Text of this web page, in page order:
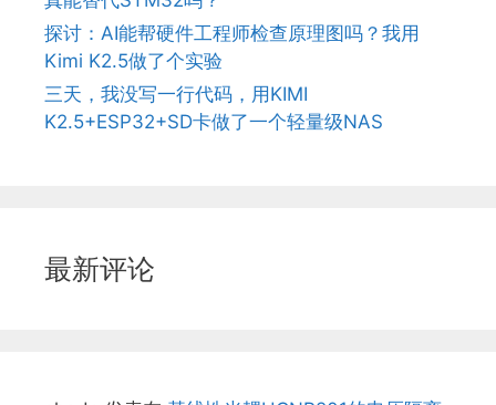
探讨：AI能帮硬件工程师检查原理图吗？我用
Kimi K2.5做了个实验
三天，我没写一行代码，用KIMI
K2.5+ESP32+SD卡做了一个轻量级NAS
最新评论